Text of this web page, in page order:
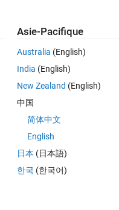
Jelani
le 15 Août 2022
le 25 Août 2022
Asie-Pacifique
Australia (English)
India (English)
New Zealand (English)
中国
简体中文
English
日本 (日本語)
한국 (한국어)